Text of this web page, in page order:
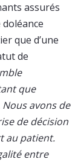
assurés
que d’une
de
que
avons de
de décision
au patient.
entre